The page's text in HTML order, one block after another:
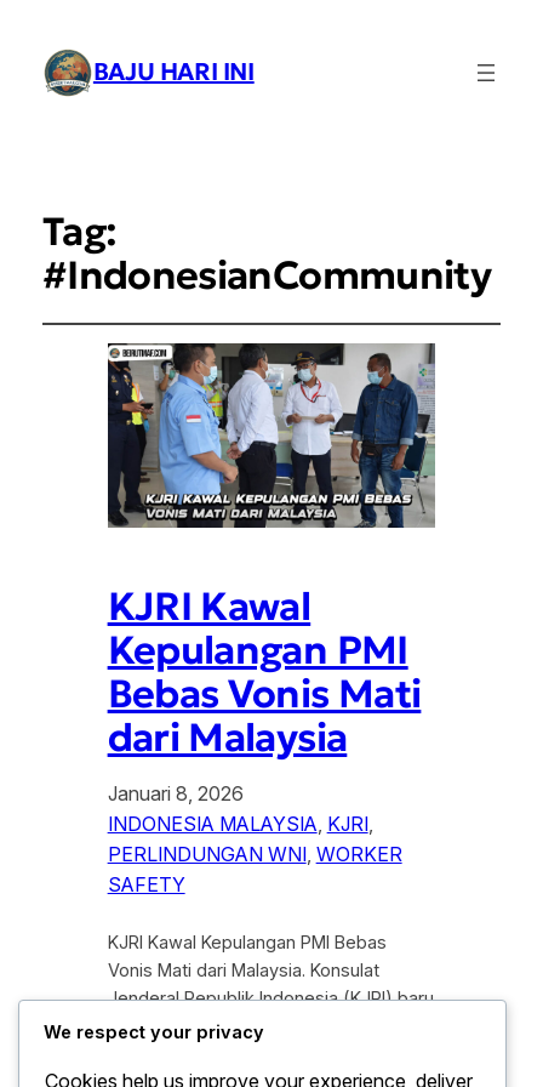
BAJU HARI INI
Tag:
#IndonesianCommunity
KJRI Kawal
Kepulangan PMI
Bebas Vonis Mati
dari Malaysia
Januari 8, 2026
INDONESIA MALAYSIA, KJRI
PERLINDUNGAN WNI, WORKER
SAFETY
KJRI Kawal Kepulangan PMI Bebas
Vonis Mati dari Malaysia. Konsulat
Jenderal Republik Indonesia (KJRI) baru
saja menyelesaikan sebuah misi
wilayah Malaysia. Setelah melalui
We respect your privacy
Cookies help us improve your experience, deliver